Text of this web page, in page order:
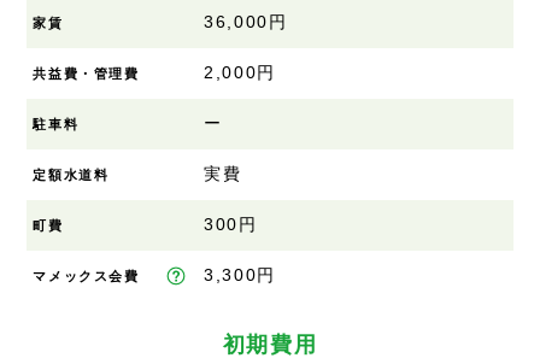
家賃 36,000円
共益費・管理費 2,000円
駐車料 ー
定額水道料 実費
町費 300円
マメックス会費 3,300円
初期費用